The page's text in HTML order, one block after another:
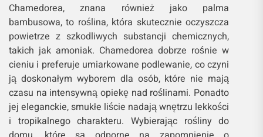
Chamedorea, znana również jako palma
bambusowa, to roślina, która skutecznie oczyszcza
powietrze z szkodliwych substancji chemicznych,
takich jak amoniak. Chamedorea dobrze rośnie w
cieniu i preferuje umiarkowane podlewanie, co czyni
ją doskonałym wyborem dla osób, które nie mają
czasu na intensywną opiekę nad roślinami. Ponadto
jej eleganckie, smukłe liście nadają wnętrzu lekkości
i tropikalnego charakteru. Wybierając rośliny do